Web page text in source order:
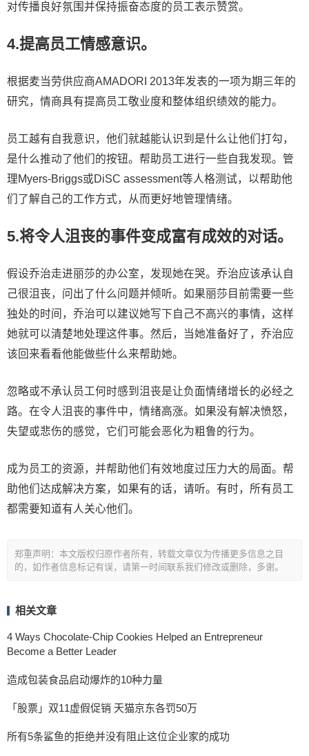
对传播良好氛围并保持振奋态度的员工表示赞赏。
4.提高员工情感意识。
根据麦当劳供应商AMADORI 2013年发表的一项为期三年的
研究，情商具有提高员工敬业度和整体组织绩效的能力。
员工越有自我意识，他们就越能认识到是什么让他们打勾，
是什么推动了他们的按钮。帮助员工进行一些自我发现。管
理Myers-Briggs或DiSC assessment等人格测试，以帮助他
们了解自己的工作方式，从而更好地管理情绪。
5.将令人沮丧的事件变成富有成效的对话。
假设乔治走进丽莎的办公室，发现她在哭。乔治应该承认自
己很沮丧，问出了什么问题并倾听。如果丽莎目前需要一些
独处的时间，乔治可以建议她写下自己不高兴的事情，这样
她就可以清楚地处理这件事。然后，当她准备好了，乔治应
该回来看看他能做些什么来帮助她。
忽略或不承认员工何时感到沮丧是让负面情绪增长的必经之
路。在令人沮丧的事件中，情绪高涨。如果没有解决愤怒，
失望或悲伤的感觉，它们可能会恶化为粗鲁的行为。
成为员工的资源，并帮助他们有效地度过压力大的局面。帮
助他们达成解决方案，如果有的话，请听。有时，所有员工
都需要知道有人关心他们。
郑重声明：本文版权归原作者所有，转载文章仅为传播更多信息之目
的，如作者信息标记有误，请第一时间联系我们修改或删除，多谢。
相关文章
4 Ways Chocolate-Chip Cookies Helped an Entrepreneur
Become a Better Leader
造成包装食品启动爆炸的10种力量
「股票」双11虚假促销 天猫京东各罚50万
所有5条鲨鱼的拒绝并没有阻止这位企业家的成功